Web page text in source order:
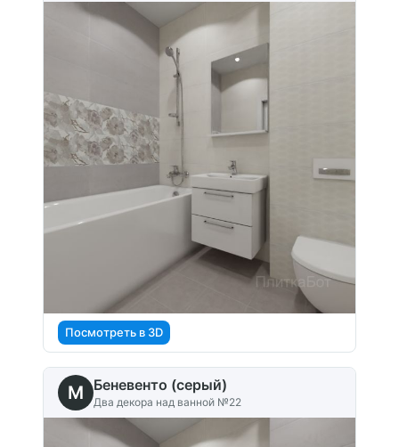
Посмотреть в 3D
M Беневенто (серый)
Два декора над ванной №22